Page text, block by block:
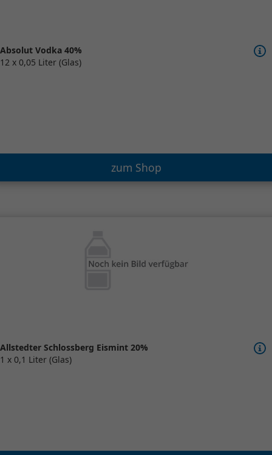
Absolut Vodka 40%
12 x 0,05 Liter (Glas)
zum Shop
Allstedter Schlossberg Eismint 20%
1 x 0,1 Liter (Glas)